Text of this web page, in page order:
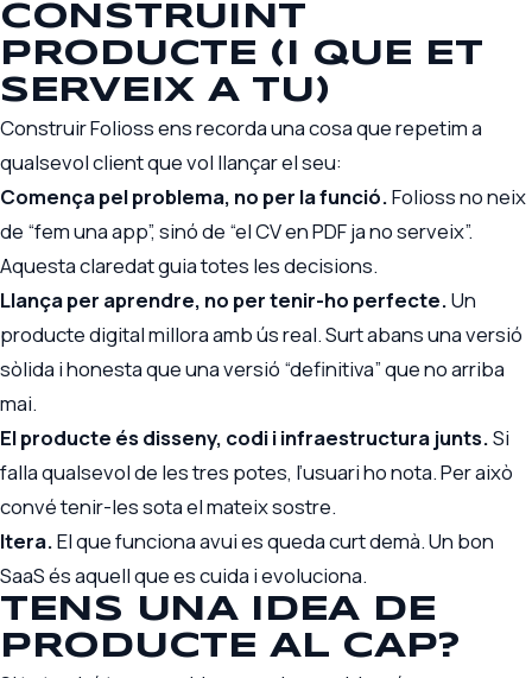
CONSTRUINT
PRODUCTE (I QUE ET
SERVEIX A TU)
Construir Folioss ens recorda una cosa que repetim a
qualsevol client que vol llançar el seu:
Comença pel problema, no per la funció.Folioss no neix
de “fem una app”, sinó de “el CV en PDF ja no serveix”.
Aquesta claredat guia totes les decisions.
Llança per aprendre, no per tenir-ho perfecte.Un
producte digital millora amb ús real. Surt abans una versió
sòlida i honesta que una versió “definitiva” que no arriba
mai.
El producte és disseny, codi i infraestructura junts.Si
falla qualsevol de les tres potes, l’usuari ho nota. Per això
convé tenir-les sota el mateix sostre.
Itera.El que funciona avui es queda curt demà. Un bon
SaaS és aquell que es cuida i evoluciona.
TENS UNA IDEA DE
PRODUCTE AL CAP?